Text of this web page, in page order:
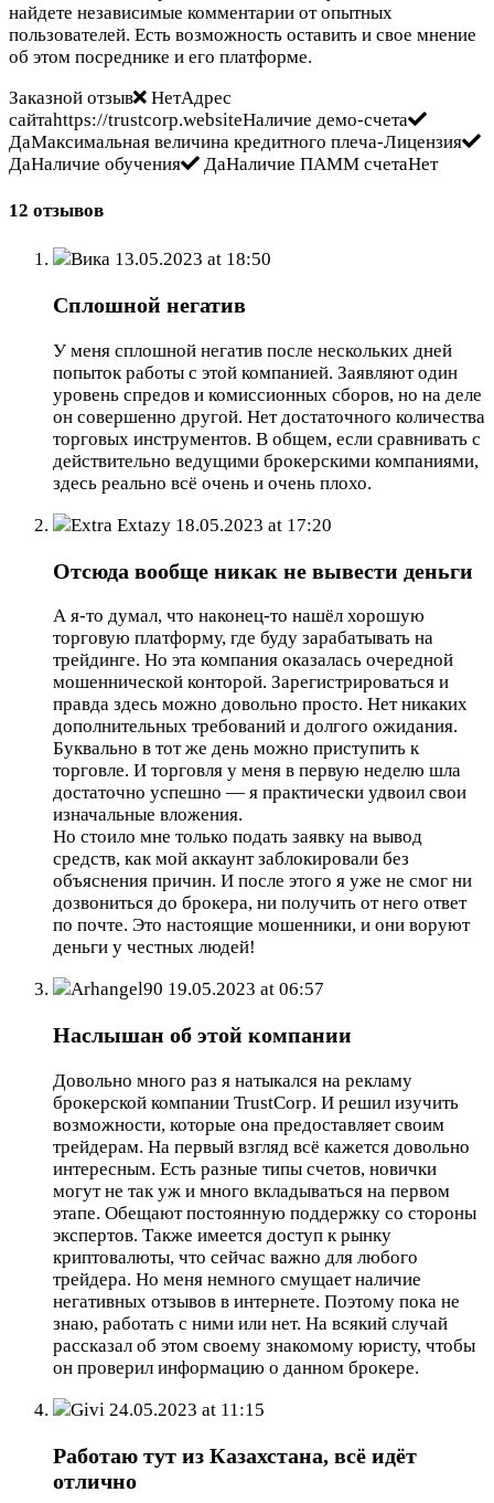
найдете независимые комментарии от опытных
пользователей. Есть возможность оставить и свое мнение
об этом посреднике и его платформе.
Заказной отзыв
НетАдрес
сайтаhttps://trustcorp.websiteНаличие демо-счета
ДаМаксимальная величина кредитного плеча-Лицензия
ДаНаличие обучения
ДаНаличие ПАММ счетаНет
12 отзывов
Вика 13.05.2023 at 18:50
Сплошной негатив
У меня сплошной негатив после нескольких дней
попыток работы с этой компанией. Заявляют один
уровень спредов и комиссионных сборов, но на деле
он совершенно другой. Нет достаточного количества
торговых инструментов. В общем, если сравнивать с
действительно ведущими брокерскими компаниями,
здесь реально всё очень и очень плохо.
Extra Extazy 18.05.2023 at 17:20
Отсюда вообще никак не вывести деньги
А я-то думал, что наконец-то нашёл хорошую
торговую платформу, где буду зарабатывать на
трейдинге. Но эта компания оказалась очередной
мошеннической конторой. Зарегистрироваться и
правда здесь можно довольно просто. Нет никаких
дополнительных требований и долгого ожидания.
Буквально в тот же день можно приступить к
торговле. И торговля у меня в первую неделю шла
достаточно успешно — я практически удвоил свои
изначальные вложения.
Но стоило мне только подать заявку на вывод
средств, как мой аккаунт заблокировали без
объяснения причин. И после этого я уже не смог ни
дозвониться до брокера, ни получить от него ответ
по почте. Это настоящие мошенники, и они воруют
деньги у честных людей!
Arhangel90 19.05.2023 at 06:57
Наслышан об этой компании
Довольно много раз я натыкался на рекламу
брокерской компании TrustCorp. И решил изучить
возможности, которые она предоставляет своим
трейдерам. На первый взгляд всё кажется довольно
интересным. Есть разные типы счетов, новички
могут не так уж и много вкладываться на первом
этапе. Обещают постоянную поддержку со стороны
экспертов. Также имеется доступ к рынку
криптовалюты, что сейчас важно для любого
трейдера. Но меня немного смущает наличие
негативных отзывов в интернете. Поэтому пока не
знаю, работать с ними или нет. На всякий случай
рассказал об этом своему знакомому юристу, чтобы
он проверил информацию о данном брокере.
Givi 24.05.2023 at 11:15
Работаю тут из Казахстана, всё идёт
отлично